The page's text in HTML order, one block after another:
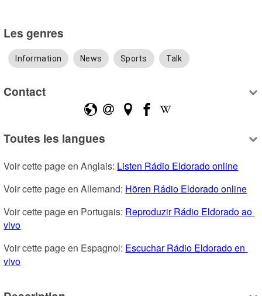
Les genres
Information News Sports Talk
Contact
Toutes les langues
Voir cette page en Anglais: Listen Rádio Eldorado online
Voir cette page en Allemand: Hören Rádio Eldorado online
Voir cette page en Portugais: Reproduzir Rádio Eldorado ao
vivo
Voir cette page en Espagnol: Escuchar Rádio Eldorado en
vivo